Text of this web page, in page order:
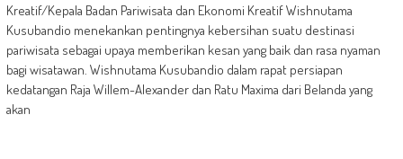
Kreatif/Kepala Badan Pariwisata dan Ekonomi Kreatif Wishnutama
Kusubandio menekankan pentingnya kebersihan suatu destinasi
pariwisata sebagai upaya memberikan kesan yang baik dan rasa nyaman
bagi wisatawan. Wishnutama Kusubandio dalam rapat persiapan
kedatangan Raja Willem-Alexander dan Ratu Maxima dari Belanda yang
akan